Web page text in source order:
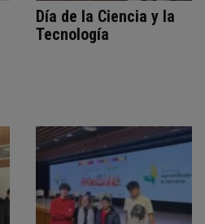
Día de la Ciencia y la
Tecnología